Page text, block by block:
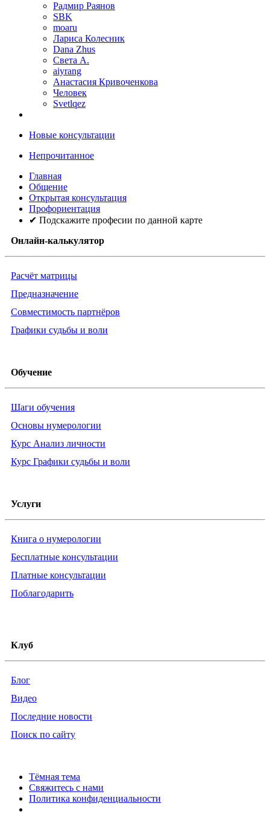
Радмир Раянов
SBK
moaru
Лариса Колесник
Dana Zhus
Света А.
aiyrang
Анастасия Кривоченкова
Человек
Svetlqez
Новые консультации
Непрочитанное
Главная
Общение
Открытая консультация
Профориентация
✔ Подскажите професии по данной карте
Онлайн-калькулятор
Расчёт матрицы
Предназначение
Совместимость партнёров
Графики судьбы и воли
Обучение
Шаги обучения
Основы нумерологии
Курс Анализ личности
Курс Графики судьбы и воли
Услуги
Книга о нумерологии
Бесплатные консультации
Платные консультации
Поблагодарить
Клуб
Блог
Видео
Последние новости
Поиск по сайту
Тёмная тема
Свяжитесь с нами
Политика конфиденциальности